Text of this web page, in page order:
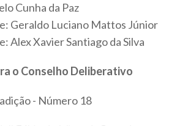
Cunha da Paz
Geraldo Luciano Mattos Júnior
Alex Xavier Santiago da Silva
o Conselho Deliberativo
- Número 18